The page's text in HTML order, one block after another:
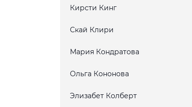
Кирсти Кинг
Скай Клири
Мария Кондратова
Ольга Кононова
Элизабет Колберт